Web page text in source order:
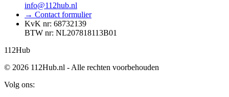
info@112hub.nl
→ Contact formulier
KvK nr: 68732139
BTW nr: NL207818113B01
112Hub
© 2026 112Hub.nl - Alle rechten voorbehouden
Volg ons: